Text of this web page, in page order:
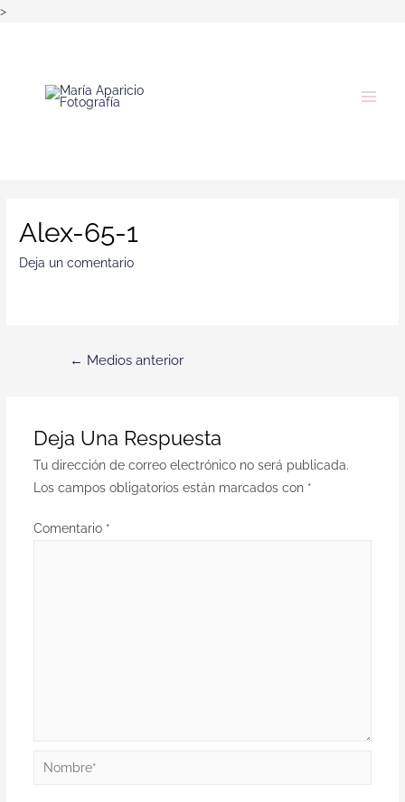
>
Alex-65-1
Deja un comentario
← Medios anterior
Deja Una Respuesta
Tu dirección de correo electrónico no será publicada.
Los campos obligatorios están marcados con *
Comentario *